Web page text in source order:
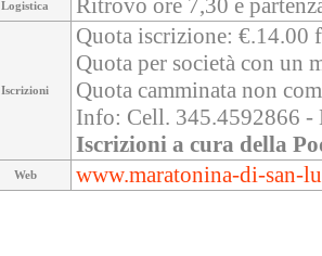
Logistica Ritrovo ore 7,30 e
Iscrizioni
Quota iscrizione: €.14.00
Quota per società con
Quota camminata non
Info: Cell. 345.4592866 -
Iscrizioni a cura della
Web www.maratonina-di-san-